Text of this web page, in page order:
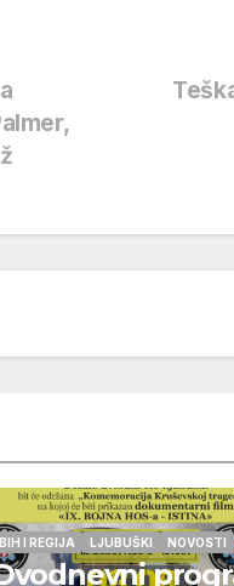
BIH I REGIJA LJUBUŠKI NOVOSTI